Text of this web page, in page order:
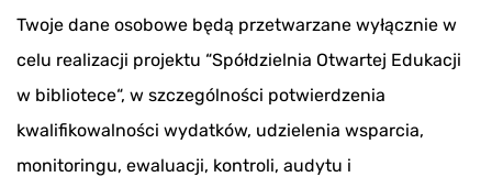
Twoje dane osobowe będą przetwarzane wyłącznie w
celu realizacji projektu “Spółdzielnia Otwartej Edukacji
w bibliotece“, w szczególności potwierdzenia
kwalifikowalności wydatków, udzielenia wsparcia,
monitoringu, ewaluacji, kontroli, audytu i